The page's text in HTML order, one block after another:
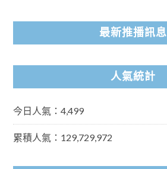
最新推播訊息
人氣統計
今日人氣：4,499
累積人氣：129,729,972